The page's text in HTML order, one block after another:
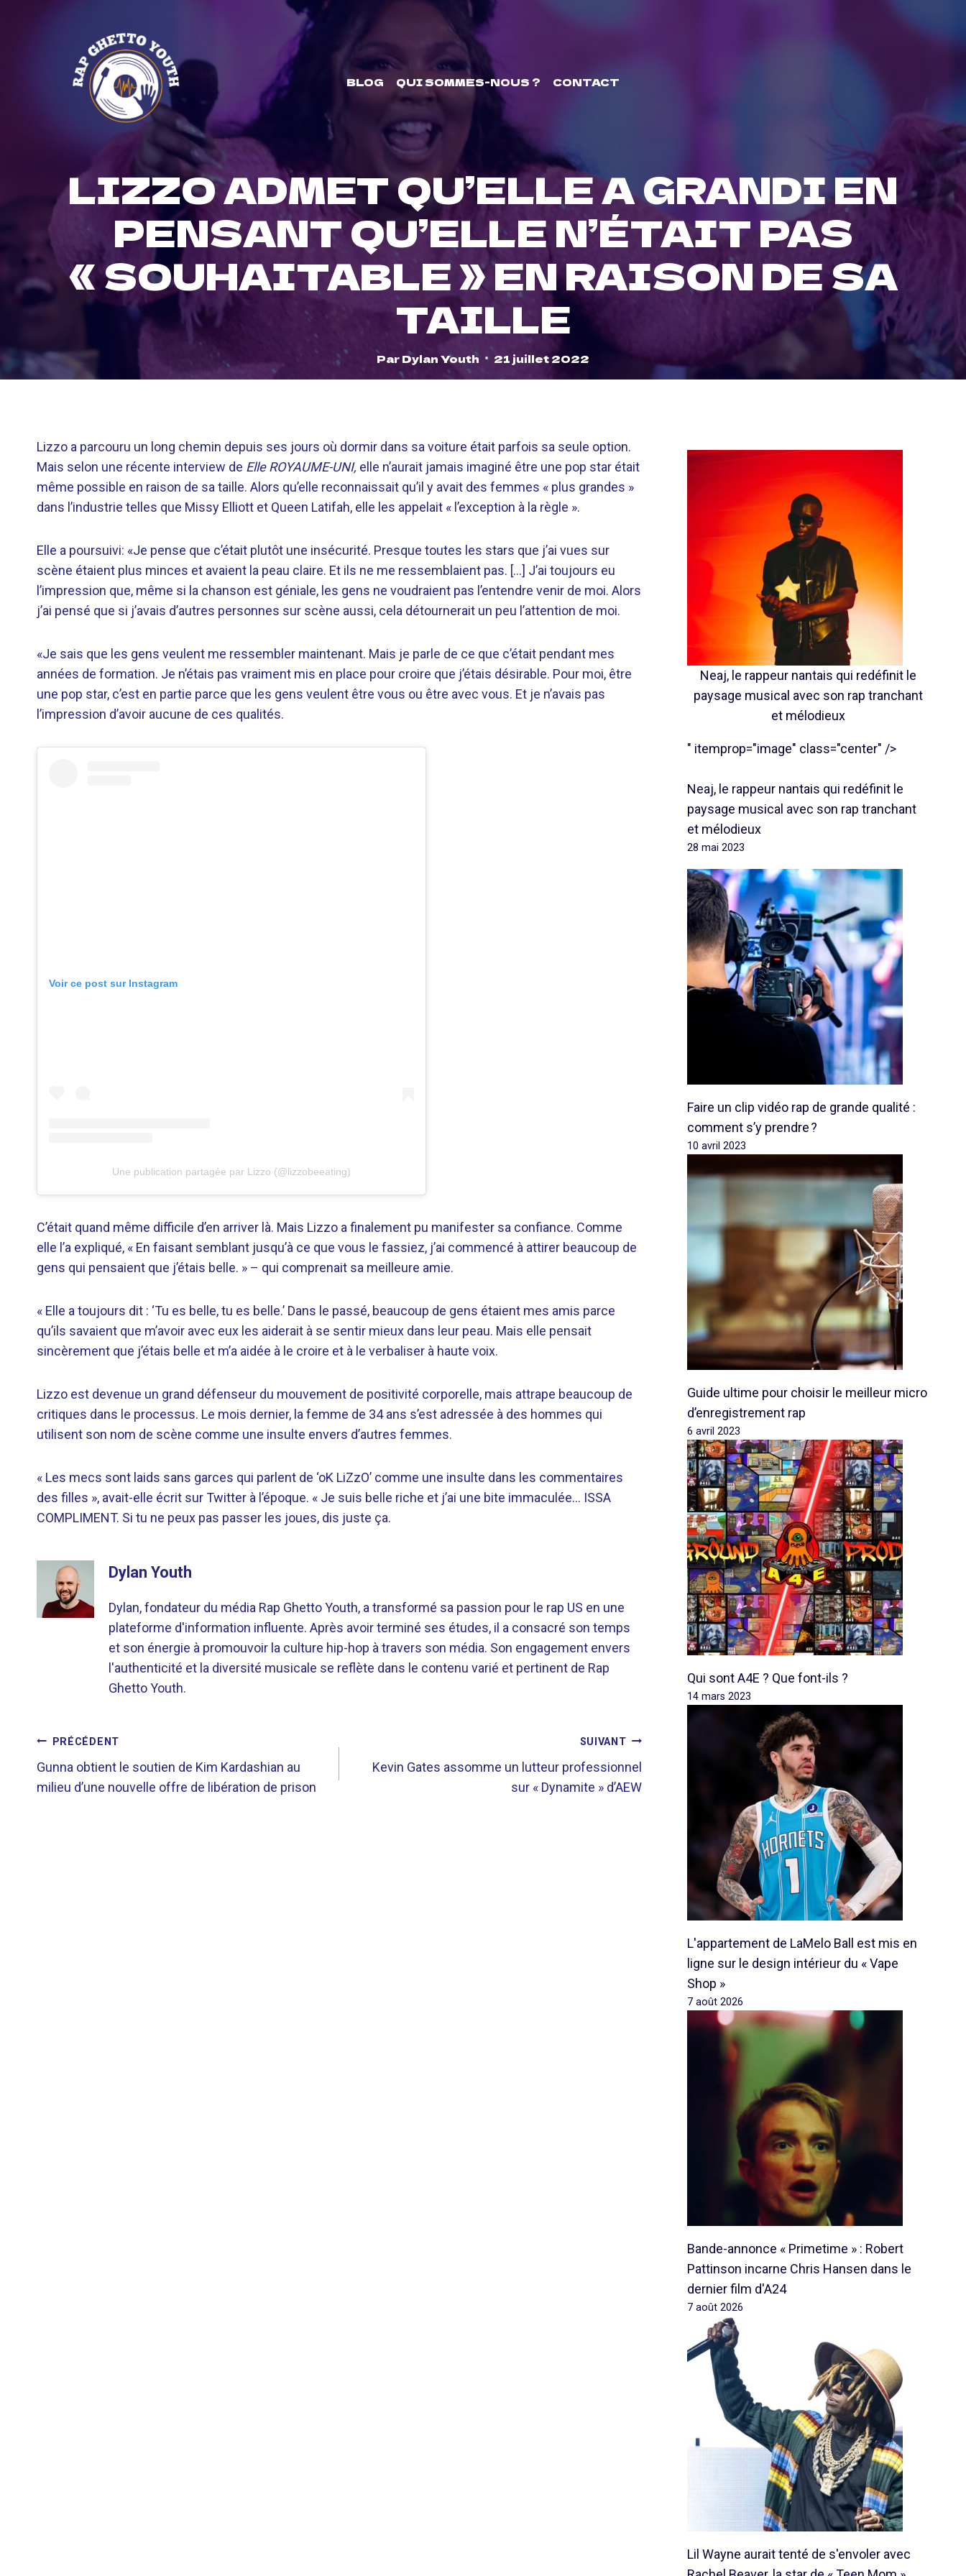
BLOG QUI SOMMES-NOUS ? CONTACT
LIZZO ADMET QU’ELLE A GRANDI EN
PENSANT QU’ELLE N’ÉTAIT PAS
« SOUHAITABLE » EN RAISON DE SA
TAILLE
ParDylan Youth 21 juillet 2022
Lizzo a parcouru un long chemin depuis ses jours où dormir dans sa voiture était parfois sa seule option.
Mais selon une récente interview de Elle ROYAUME-UNI, elle n’aurait jamais imaginé être une pop star était
même possible en raison de sa taille. Alors qu’elle reconnaissait qu’il y avait des femmes « plus grandes »
dans l’industrie telles que Missy Elliott et Queen Latifah, elle les appelait « l’exception à la règle ».
Elle a poursuivi: «Je pense que c’était plutôt une insécurité. Presque toutes les stars que j’ai vues sur
scène étaient plus minces et avaient la peau claire. Et ils ne me ressemblaient pas. […] J’ai toujours eu
l’impression que, même si la chanson est géniale, les gens ne voudraient pas l’entendre venir de moi. Alors
j’ai pensé que si j’avais d’autres personnes sur scène aussi, cela détournerait un peu l’attention de moi.
«Je sais que les gens veulent me ressembler maintenant. Mais je parle de ce que c’était pendant mes
années de formation. Je n’étais pas vraiment mis en place pour croire que j’étais désirable. Pour moi, être
une pop star, c’est en partie parce que les gens veulent être vous ou être avec vous. Et je n’avais pas
l’impression d’avoir aucune de ces qualités.
Voir ce post sur Instagram
Une publication partagée par Lizzo (@lizzobeeating)
C’était quand même difficile d’en arriver là. Mais Lizzo a finalement pu manifester sa confiance. Comme
elle l’a expliqué, « En faisant semblant jusqu’à ce que vous le fassiez, j’ai commencé à attirer beaucoup de
gens qui pensaient que j’étais belle. » – qui comprenait sa meilleure amie.
« Elle a toujours dit : ‘Tu es belle, tu es belle.’ Dans le passé, beaucoup de gens étaient mes amis parce
qu’ils savaient que m’avoir avec eux les aiderait à se sentir mieux dans leur peau. Mais elle pensait
sincèrement que j’étais belle et m’a aidée à le croire et à le verbaliser à haute voix.
Lizzo est devenue un grand défenseur du mouvement de positivité corporelle, mais attrape beaucoup de
critiques dans le processus. Le mois dernier, la femme de 34 ans s’est adressée à des hommes qui
utilisent son nom de scène comme une insulte envers d’autres femmes.
« Les mecs sont laids sans garces qui parlent de ‘oK LiZzO’ comme une insulte dans les commentaires
des filles », avait-elle écrit sur Twitter à l’époque. « Je suis belle riche et j’ai une bite immaculée… ISSA
COMPLIMENT. Si tu ne peux pas passer les joues, dis juste ça.
Dylan Youth
Dylan, fondateur du média Rap Ghetto Youth, a transformé sa passion pour le rap US en une
plateforme d'information influente. Après avoir terminé ses études, il a consacré son temps
et son énergie à promouvoir la culture hip-hop à travers son média. Son engagement envers
l'authenticité et la diversité musicale se reflète dans le contenu varié et pertinent de Rap
Ghetto Youth.
NAVIGATION
DE
PRÉCÉDENT
Gunna obtient le soutien de Kim Kardashian au
milieu d’une nouvelle offre de libération de prison
SUIVANT
Kevin Gates assomme un lutteur professionnel
sur « Dynamite » d’AEW
Neaj, le rappeur nantais qui redéfinit le
paysage musical avec son rap tranchant
et mélodieux
" itemprop="image" class="center" />
Neaj, le rappeur nantais qui redéfinit le
paysage musical avec son rap tranchant
et mélodieux
28 mai 2023
Faire un clip vidéo rap de grande qualité :
comment s’y prendre ?
10 avril 2023
Guide ultime pour choisir le meilleur micro
d’enregistrement rap
6 avril 2023
Qui sont A4E ? Que font-ils ?
14 mars 2023
L'appartement de LaMelo Ball est mis en
ligne sur le design intérieur du « Vape
Shop »
7 août 2026
Bande-annonce « Primetime » : Robert
Pattinson incarne Chris Hansen dans le
dernier film d'A24
7 août 2026
Lil Wayne aurait tenté de s'envoler avec